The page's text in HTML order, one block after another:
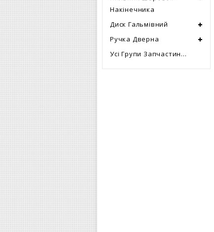
Накінечника
Диск Гальмівний
Ручка Дверна
Усі Групи Запчастин...